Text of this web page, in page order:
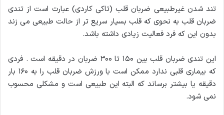
تند شدن غیرطبیعی ضربان قلب (تاکی کاردی) عبارت است از تندی
ضربان قلب به نحوی که قلب بسیار سریع تر از حالت طبیعی می زند
بدون این که فرد فعالیت زیادی داشته باشد.
این تندی ضربان قلب بین ۱۵۰ تا ۳۰۰ ضربان در دقیقه است . فردی
که بیماری قلبی ندارد ممکن است با ورزش ضربان قلب را به ۱۶۰ بار
دقیقه یا بیشتر برساند که البته این طبیعی است و مشکلی محسوب
نمی شود.